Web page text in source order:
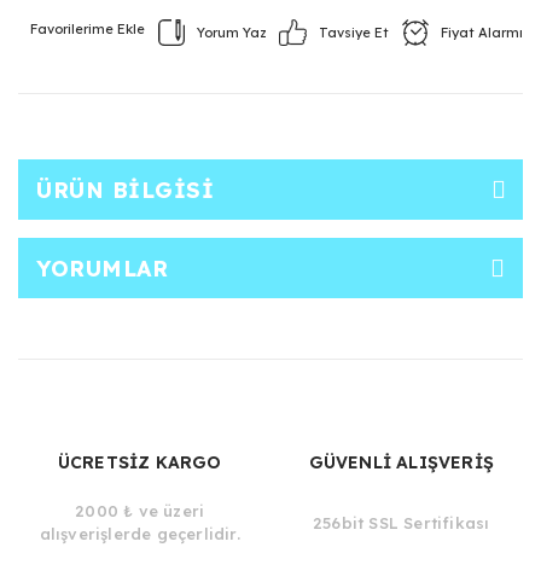
Yorum Yaz Tavsiye Et Fiyat Alarmı
ÜRÜN BILGISI
YORUMLAR
ÜCRETSİZ KARGO
2000 ₺ ve üzeri
alışverişlerde geçerlidir.
GÜVENLİ ALIŞVERİŞ
256bit SSL Sertifikası